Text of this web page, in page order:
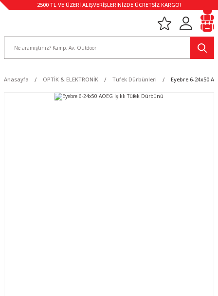
2500 TL VE ÜZERİ ALIŞVERİŞLERİNİZDE ÜCRETSİZ KARGO!
Anasayfa OPTİK & ELEKTRONİK Tüfek Dürbünleri Eyebre 6-24x50